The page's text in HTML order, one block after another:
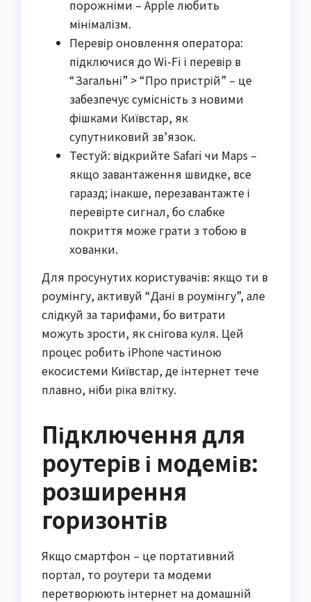
порожніми – Apple любить
мінімалізм.
Перевір оновлення оператора:
підключися до Wi-Fi і перевір в
“Загальні” > “Про пристрій” – це
забезпечує сумісність з новими
фішками Київстар, як
супутниковий зв’язок.
Тестуй: відкрийте Safari чи Maps –
якщо завантаження швидке, все
гаразд; інакше, перезавантажте і
перевірте сигнал, бо слабке
покриття може грати з тобою в
хованки.
Для просунутих користувачів: якщо ти в
роумінгу, активуй “Дані в роумінгу”, але
слідкуй за тарифами, бо витрати
можуть зрости, як снігова куля. Цей
процес робить iPhone частиною
екосистеми Київстар, де інтернет тече
плавно, ніби ріка влітку.
Підключення для
роутерів і модемів:
розширення
горизонтів
Якщо смартфон – це портативний
портал, то роутери та модеми
перетворюють інтернет на домашній